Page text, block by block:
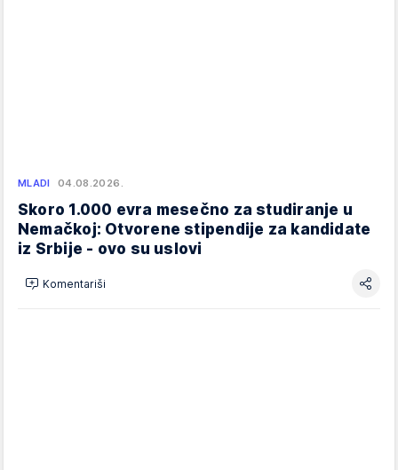
MLADI 04.08.2026.
Skoro 1.000 evra mesečno za studiranje u
Nemačkoj: Otvorene stipendije za kandidate
iz Srbije - ovo su uslovi
Komentariši